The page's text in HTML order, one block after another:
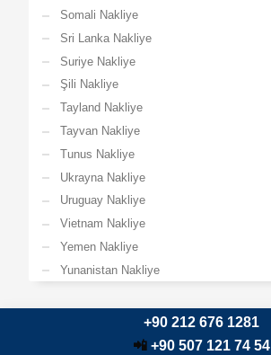
Somali Nakliye
Sri Lanka Nakliye
Suriye Nakliye
Şili Nakliye
Tayland Nakliye
Tayvan Nakliye
Tunus Nakliye
Ukrayna Nakliye
Uruguay Nakliye
Vietnam Nakliye
Yemen Nakliye
Yunanistan Nakliye
+90 212 676 1281
📲 +90 507 121 74 54